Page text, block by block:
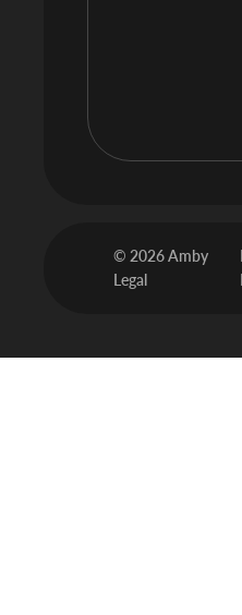
© 2026 Amby
Legal